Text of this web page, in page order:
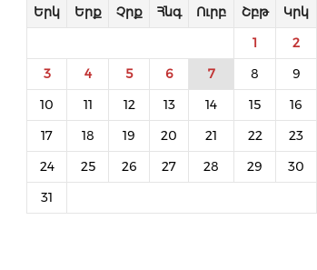
Երկ Երք Չրք Հնգ Ուրբ Շբթ Կրկ
1 2
3 4 5 6 7 8 9
10 11 12 13 14 15 16
17 18 19 20 21 22 23
24 25 26 27 28 29 30
31